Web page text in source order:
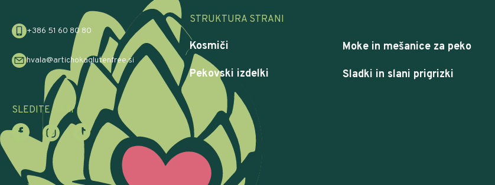
+386 51 60 80 80
hvala@artichokaglutenfree.si
SLEDITE NAM
STRUKTURA STRANI
Kosmiči
Pekovski izdelki
Moke in mešanice za peko
Sladki in slani prigrizki